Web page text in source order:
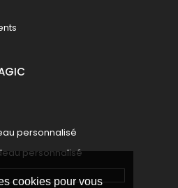
cookies pour vous
personnalisé
personnalisé